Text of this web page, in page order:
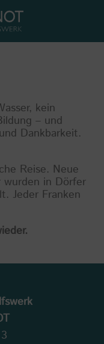
kein
– und
Dankbarkeit.
Reise. Neue
in Dörfer
Jeder Franken